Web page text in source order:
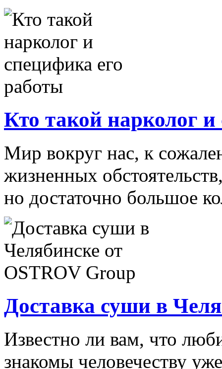
Кто такой нарколог
Мир вокруг нас, к
жизненных
но достаточно большое
Доставка суши в
Известно ли вам, что
знакомы человечеству